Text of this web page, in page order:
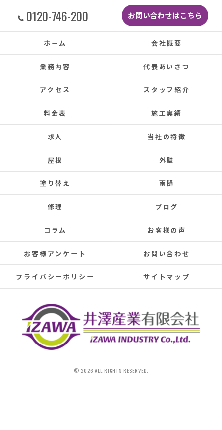
しっかり直していただいたのでその後雨漏りも
もちろんなく、先日はかなりのドシャ降りでし
たがポツポツ音も一切ありませんでした。
本当に井澤さんにお願いしてよかったです、ま
た皆さまとても感じの良い方ばかりで安心して
お任せできました。
あと口コミを書いてくださった皆さまのおかげ
で井澤産業さんを知ることができました。
この場をお借りして感謝いたします。
この度は本当にありがとうございました。
今後ともよろしくお願いします！ (Translated by
Google) My 50-year-old house has been plagued by roof
leaks for about 20 years.
Three times so far, the ceiling has leaked, and although
the leaks were repaired each time, the problem was
never completely fixed.
Even after repairs, the dripping sound would reappear
elsewhere, making rainy days incredibly depressing.
This time, I was determined to have the cause identified
and repaired, so I searched online reviews daily and
finally found Izawa Sangyo.
From the initial estimate, it was completely different
from anything I'd experienced before.
They conducted a thorough leak investigation
throughout the morning, using drones, infrared sensors,
and inspecting the attic from the second-floor closet,
and were able to pinpoint the leak location.
They discovered that the roof tiles were significantly
deteriorated, with cracks in several places and even a
hole in one spot.
Ideally, I would have liked to replace the entire roof, but
since I plan to move in the next 10-15 years, I requested
0120-746-200 お問い合わせはこちら
ホーム 会社概要
業務内容 代表あいさつ
アクセス スタッフ紹介
料金表 施工実績
求人 当社の特徴
屋根 外壁
塗り替え 雨樋
修理 ブログ
コラム お客様の声
お客様アンケート お問い合わせ
プライバシーポリシー サイトマップ
© 2026 ALL RIGHTS RESERVED.